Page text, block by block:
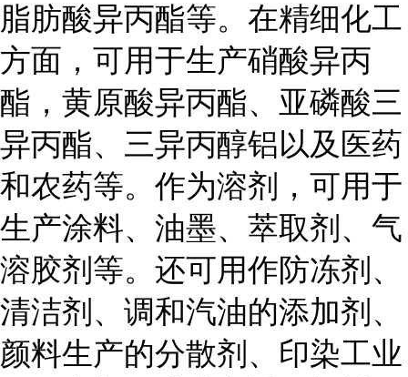
脂肪酸异丙酯等。在精细化工
方面，可用于生产硝酸异丙
酯，黄原酸异丙酯、亚磷酸三
异丙酯、三异丙醇铝以及医药
和农药等。作为溶剂，可用于
生产涂料、油墨、萃取剂、气
溶胶剂等。还可用作防冻剂、
清洁剂、调和汽油的添加剂、
颜料生产的分散剂、印染工业